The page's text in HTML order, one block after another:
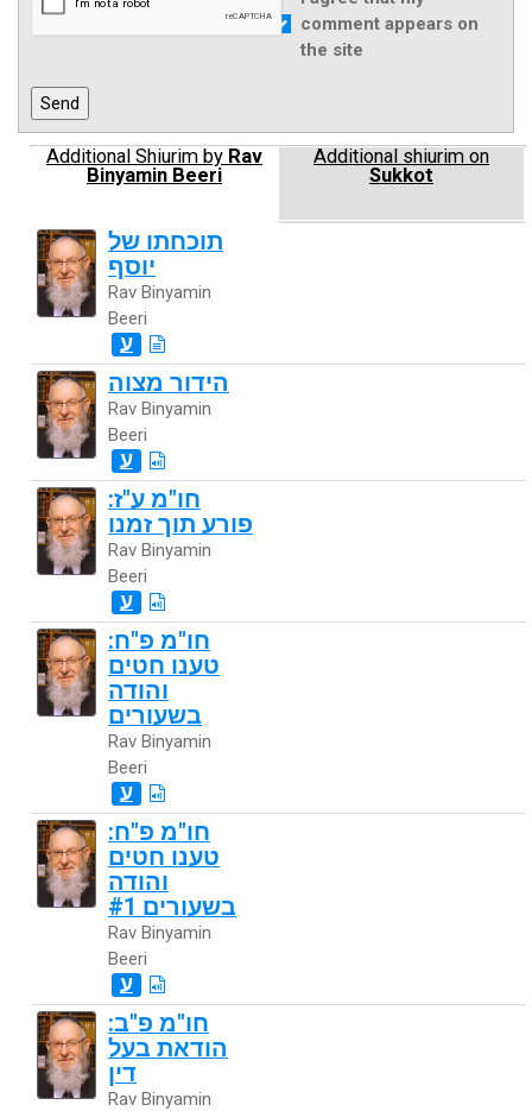
comment appears on
the site
Additional Shiurim by Rav
Binyamin Beeri
Additional shiurim on
Sukkot
תוכחתו של
יוסף
Rav Binyamin
Beeri
ע
הידור מצוה
Rav Binyamin
Beeri
ע
חו"מ ע"ז:
פורע תוך זמנו
Rav Binyamin
Beeri
ע
חו"מ פ"ח:
טענו חטים
והודה
בשעורים
Rav Binyamin
Beeri
ע
חו"מ פ"ח:
טענו חטים
והודה
בשעורים #1
Rav Binyamin
Beeri
ע
חו"מ פ"ב:
הודאת בעל
דין
Rav Binyamin